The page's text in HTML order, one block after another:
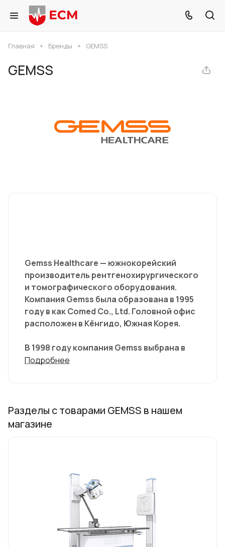
Главная Бренды GEMSS
GEMSS
Gemss Healthcare — южнокорейский
производитель рентгенохирургического
и томографического оборудования.
Компания Gemss была образована в 1995
году в как Comed Co., Ltd. Головной офис
расположен в Кёнгидо, Южная Корея.
В 1998 году компания Gemss выбрана в
Южной Корее как лучшая компания для
В 2003 аппараты Gemss получили
выходит на рекордный для себя оборот в
10 млн. долларов. Руководство компании
приняло решение о расширении бизнеса и
приобрела Medicine X-ray в 2013, и Gemss
Medical в 2020 году. В настоящее время
Gemss вышла на мировой рынок и
Подробнее
Разделы с товарами GEMSS в нашем
магазине